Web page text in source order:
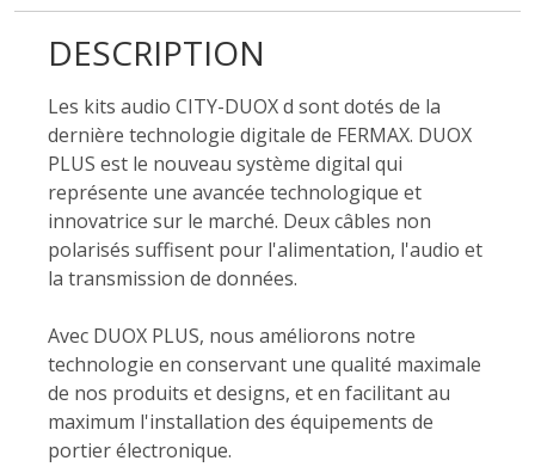
DESCRIPTION
Les kits audio CITY-DUOX d sont dotés de la
dernière technologie digitale de FERMAX. DUOX
PLUS est le nouveau système digital qui
représente une avancée technologique et
innovatrice sur le marché. Deux câbles non
polarisés suffisent pour l'alimentation, l'audio et
la transmission de données.
Avec DUOX PLUS, nous améliorons notre
technologie en conservant une qualité maximale
de nos produits et designs, et en facilitant au
maximum l'installation des équipements de
portier électronique.